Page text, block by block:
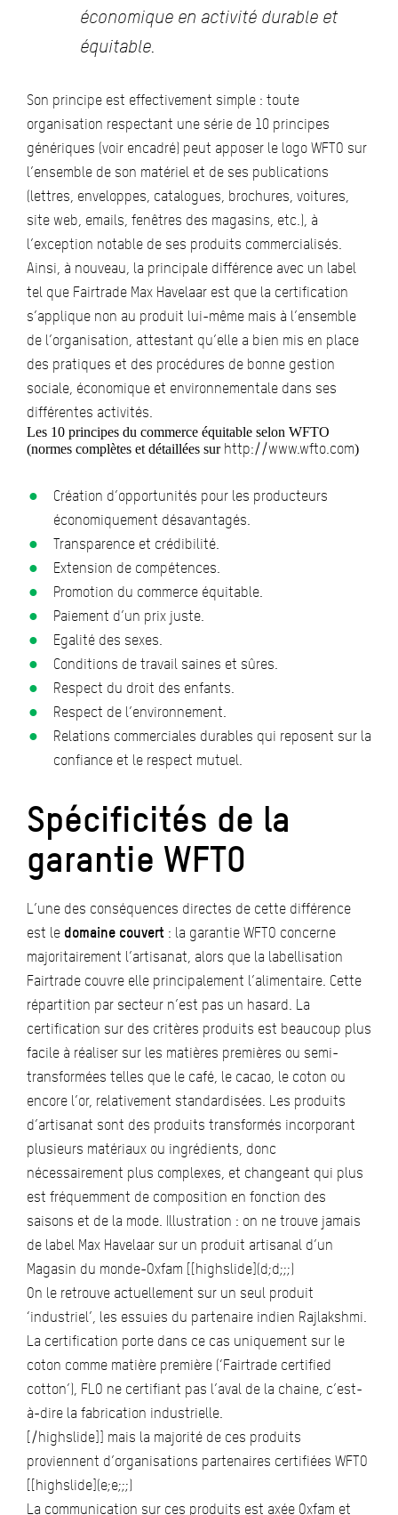
économique en activité durable et
équitable.
Son principe est effectivement simple : toute
organisation respectant une série de 10 principes
génériques (voir encadré) peut apposer le logo WFTO sur
l’ensemble de son matériel et de ses publications
(lettres, enveloppes, catalogues, brochures, voitures,
site web, emails, fenêtres des magasins, etc.), à
l’exception notable de ses produits commercialisés.
Ainsi, à nouveau, la principale différence avec un label
tel que Fairtrade Max Havelaar est que la certification
s’applique non au produit lui-même mais à l’ensemble
de l’organisation, attestant qu’elle a bien mis en place
des pratiques et des procédures de bonne gestion
sociale, économique et environnementale dans ses
différentes activités.
Les 10 principes du commerce équitable selon WFTO
(normes complètes et détaillées sur http://www.wfto.com)
Création d’opportunités pour les producteurs
économiquement désavantagés.
Transparence et crédibilité.
Extension de compétences.
Promotion du commerce équitable.
Paiement d’un prix juste.
Egalité des sexes.
Conditions de travail saines et sûres.
Respect du droit des enfants.
Respect de l’environnement.
Relations commerciales durables qui reposent sur la
confiance et le respect mutuel.
Spécificités de la
garantie WFTO
L’une des conséquences directes de cette différence
est le domaine couvert : la garantie WFTO concerne
majoritairement l’artisanat, alors que la labellisation
Fairtrade couvre elle principalement l’alimentaire. Cette
répartition par secteur n’est pas un hasard. La
certification sur des critères produits est beaucoup plus
facile à réaliser sur les matières premières ou semi-
transformées telles que le café, le cacao, le coton ou
encore l’or, relativement standardisées. Les produits
d’artisanat sont des produits transformés incorporant
plusieurs matériaux ou ingrédients, donc
nécessairement plus complexes, et changeant qui plus
est fréquemment de composition en fonction des
saisons et de la mode. Illustration : on ne trouve jamais
de label Max Havelaar sur un produit artisanal d’un
Magasin du monde-Oxfam [[highslide](d;d;;;)
On le retrouve actuellement sur un seul produit
‘industriel’, les essuies du partenaire indien Rajlakshmi.
La certification porte dans ce cas uniquement sur le
coton comme matière première (‘Fairtrade certified
cotton’), FLO ne certifiant pas l’aval de la chaine, c’est-
à-dire la fabrication industrielle.
[/highslide]] mais la majorité de ces produits
proviennent d’organisations partenaires certifiées WFTO
[[highslide](e;e;;;)
La communication sur ces produits est axée Oxfam et